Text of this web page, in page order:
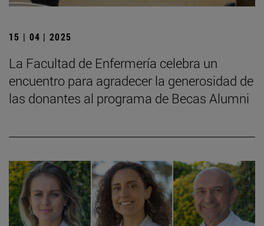
15 | 04 | 2025
La Facultad de Enfermería celebra un
encuentro para agradecer la generosidad de
las donantes al programa de Becas Alumni